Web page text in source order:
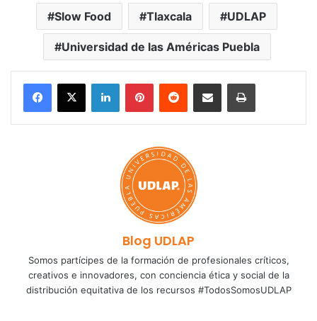
Slow Food Tlaxcala UDLAP
Universidad de las Américas Puebla
LinkedInPinterestReddit Share via Email Print
Blog UDLAP
Somos partícipes de la formación de profesionales críticos,
creativos e innovadores, con conciencia ética y social de la
distribución equitativa de los recursos #TodosSomosUDLAP